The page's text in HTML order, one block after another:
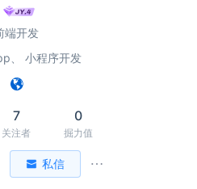
端开发
、 小程序开发
7
关注者
0
掘力值
私信